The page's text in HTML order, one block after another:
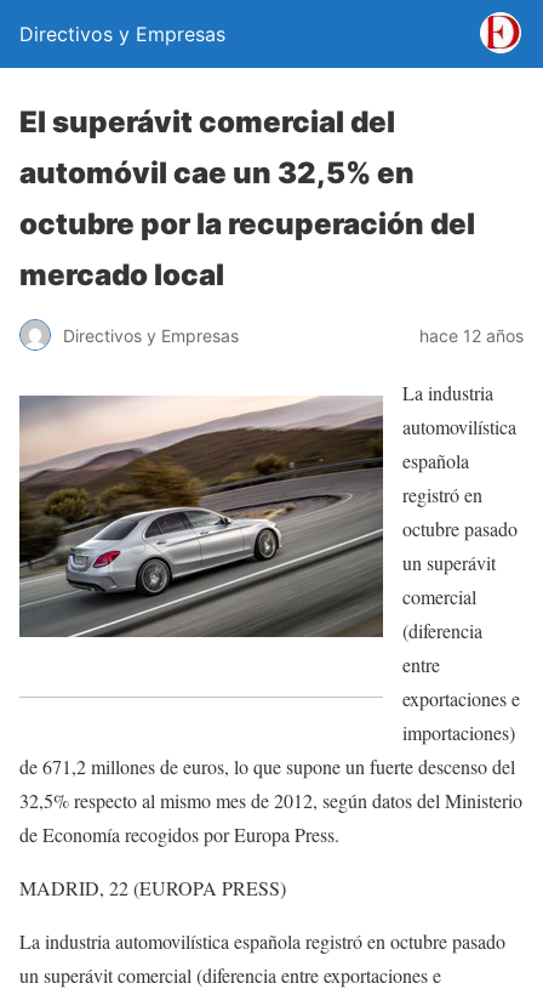
Directivos y Empresas
El superávit comercial del
automóvil cae un 32,5% en
octubre por la recuperación del
mercado local
Directivos y Empresas hace 12 años
La industria
automovilística
española
registró en
octubre pasado
un superávit
comercial
(diferencia
entre
exportaciones e
importaciones)
de 671,2 millones de euros, lo que supone un fuerte descenso del
32,5% respecto al mismo mes de 2012, según datos del Ministerio
de Economía recogidos por Europa Press.
MADRID, 22 (EUROPA PRESS)
La industria automovilística española registró en octubre pasado
un superávit comercial (diferencia entre exportaciones e